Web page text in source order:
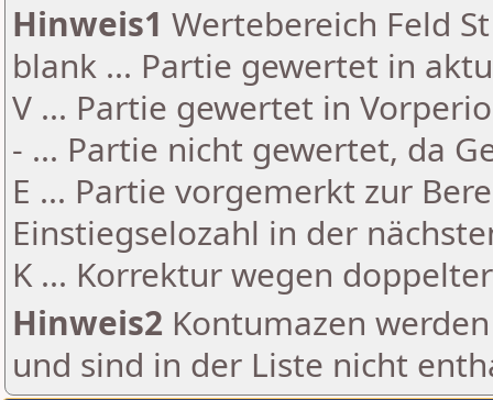
Hinweis1 Wertebereich Feld
blank ... Partie gewertet in
V ... Partie gewertet in
- ... Partie nicht gewertet, da
E ... Partie vorgemerkt zur
Einstiegselozahl in der
K ... Korrektur wegen
Hinweis2 Kontumazen
und sind in der Liste nicht